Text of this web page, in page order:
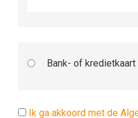
Bank- of kredietkaart
Ik ga akkoord met de